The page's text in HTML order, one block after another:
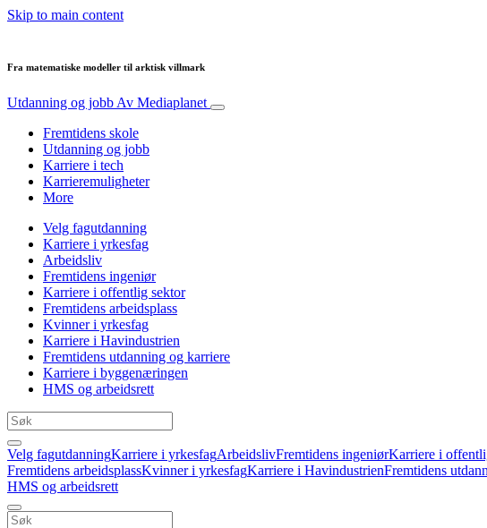
Skip to main content
Fra matematiske modeller til arktisk villmark
Utdanning og jobb Av Mediaplanet
Fremtidens skole
Utdanning og jobb
Karriere i tech
Karrieremuligheter
More
Velg fagutdanning
Karriere i yrkesfag
Arbeidsliv
Fremtidens ingeniør
Karriere i offentlig sektor
Fremtidens arbeidsplass
Kvinner i yrkesfag
Karriere i Havindustrien
Fremtidens utdanning og karriere
Karriere i byggenæringen
HMS og arbeidsrett
Velg fagutdanningKarriere i yrkesfagArbeidslivFremtidens ingeniørKarriere i
Fremtidens arbeidsplassKvinner i yrkesfagKarriere i HavindustrienFremtidens
HMS og arbeidsrett